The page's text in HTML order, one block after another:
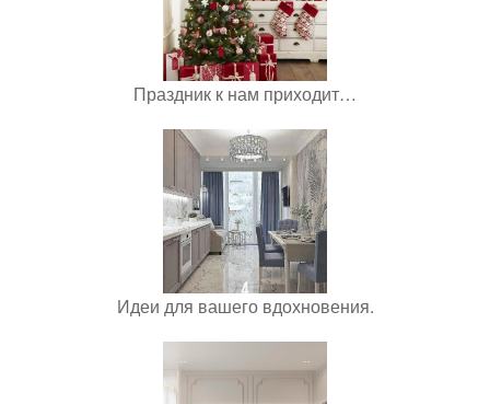
Праздник к нам приходит…
Идеи для вашего вдохновения.